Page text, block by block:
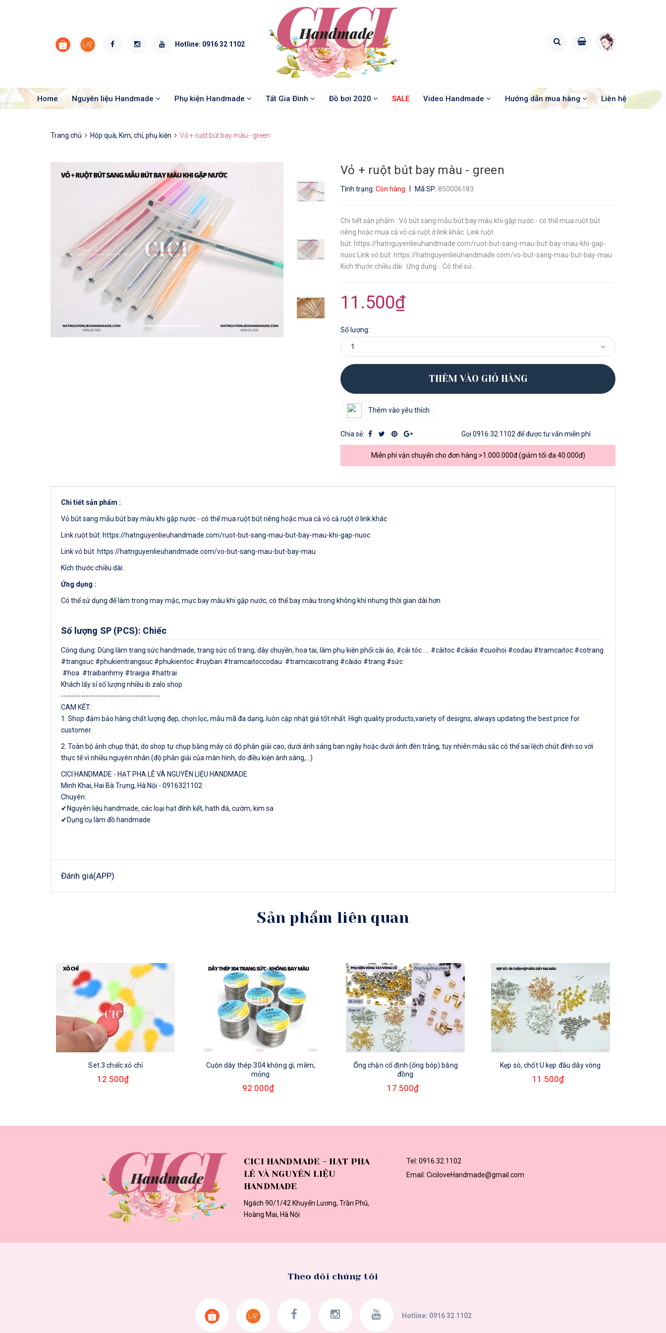
Hotline: 0916 32 1102
Home Nguyên liệu Handmade Phụ kiện Handmade Tất Gia Đình Đồ bơi 2020 SALE Video Handmade Hướng dẫn mua hàng Liên hệ
Trang chủ Hộp quà, Kim, chỉ, phụ kiện Vỏ + ruột bút bay màu - green
Vỏ + ruột bút bay màu - green
Tình trạng: Còn hàng Mã SP: 850006183
Chi tiết sản phẩm : Vỏ bút sang mẫu bút bay màu khi gặp nước - có thể mua ruột bút
riêng hoặc mua cả vỏ cả ruột ở link khác Link ruột
bút: https://hatnguyenlieuhandmade.com/ruot-but-sang-mau-but-bay-mau-khi-gap-
nuoc Link vỏ bút: https://hatnguyenlieuhandmade.com/vo-but-sang-mau-but-bay-mau
Kích thước chiều dài: Ứng dụng : Có thể sử...
11.500₫
Số lượng:
THÊM VÀO GIỎ HÀNG
Thêm vào yêu thích
Chia sẻ: Gọi 0916.32.1102 để được tư vấn miễn phí
Miễn phí vận chuyển cho đơn hàng >1.000.000đ (giảm tối đa 40.000đ)
Chi tiết sản phẩm :
Vỏ bút sang mẫu bút bay màu khi gặp nước - có thể mua ruột bút riêng hoặc mua cả vỏ cả ruột ở link khác
Link ruột bút: https://hatnguyenlieuhandmade.com/ruot-but-sang-mau-but-bay-mau-khi-gap-nuoc
Link vỏ bút: https://hatnguyenlieuhandmade.com/vo-but-sang-mau-but-bay-mau
Kích thước chiều dài:
Ứng dụng :
Có thể sử dụng để làm trong may mặc, mực bay màu khi gặp nước, có thể bay màu trong không khí nhưng thời gian dài hơn
Số lượng SP (PCS): Chiếc
Công dụng: Dùng làm trang sức handmade, trang sức cổ trang, dây chuyền, hoa tai, làm phụ kiện phối cài áo, #cài tóc .... #càitoc #càiáo #cuoihoi #codau #tramcaitoc #cotrang
#trangsuc #phukientrangsuc #phukientoc #ruyban #tramcaitoccodau #tramcaicotrang #càiáo #trang #sức
#hoa #traibanhmy #traigia #hattrai
Khách lấy sỉ số lượng nhiều ib zalo shop
----------------------------------------
CAM KẾT:
1. Shop đảm bảo hàng chất lượng đẹp, chọn lọc, mẫu mã đa dạng, luôn cập nhật giá tốt nhất. High quality products,variety of designs, always updating the best price for
customer.
2. Toàn bộ ảnh chụp thật, do shop tự chụp bằng máy có độ phân giải cao, dưới ánh sáng ban ngày hoặc dưới ánh đèn trắng, tuy nhiên màu sắc có thể sai lệch chút đỉnh so với
thực tế vì nhiều nguyên nhân (độ phân giải của màn hình, do điều kiện ánh sáng,…)
CICI HANDMADE - HẠT PHA LÊ VÀ NGUYÊN LIỆU HANDMADE
Minh Khai, Hai Bà Trưng, Hà Nội - 0916321102
Chuyên:
✔Nguyên liệu handmade, các loại hạt đính kết, hath đá, cườm, kim sa
✔Dụng cụ làm đồ handmade
Đánh giá(APP)
Sản phẩm liên quan
Set 3 chiếc xỏ chỉ
12.500₫
Cuộn dây thép 304 không gì, mềm,
mỏng
92.000₫
Ống chặn cố định (ống bóp) bằng
đồng
17.500₫
Kẹp sò, chốt U kẹp đầu dây vòng
11.500₫
CICI HANDMADE - HẠT PHA
LÊ VÀ NGUYÊN LIỆU
HANDMADE
Ngách 90/1/42 Khuyến Lương, Trần Phú,
Hoàng Mai, Hà Nội
Tel: 0916.32.1102
Email: CiciloveHandmade@gmail.com
Theo dõi chúng tôi
Hotline: 0916 32 1102